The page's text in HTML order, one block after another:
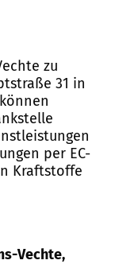
zu
31 in
per EC-
Kraftstoffe
Vechte,